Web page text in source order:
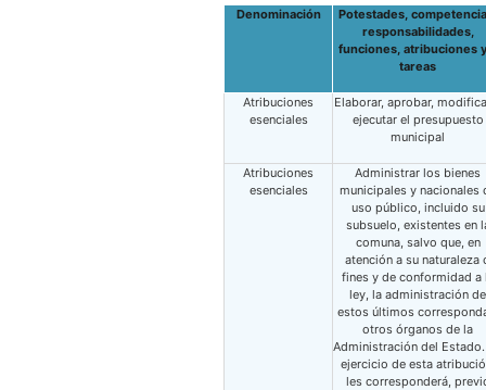
Denominación
Potestades,
responsabilidades,
funciones, atribuciones
tareas
Atribuciones
esenciales
Elaborar, aprobar,
ejecutar el presupuesto
municipal
Atribuciones
esenciales
Administrar los bienes
municipales y nacionales
uso público, incluido su
subsuelo, existentes en
comuna, salvo que, en
atención a su naturaleza
fines y de conformidad a
ley, la administración de
estos últimos
otros órganos de la
Administración del Estado.
ejercicio de esta
les corresponderá,